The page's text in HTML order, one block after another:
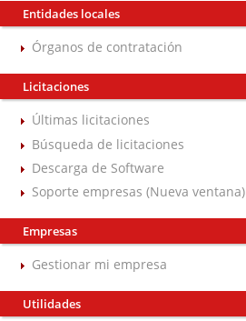
Entidades locales
Órganos de contratación
Licitaciones
Últimas licitaciones
Búsqueda de licitaciones
Descarga de Software
Soporte empresas (Nueva ventana)
Empresas
Gestionar mi empresa
Utilidades